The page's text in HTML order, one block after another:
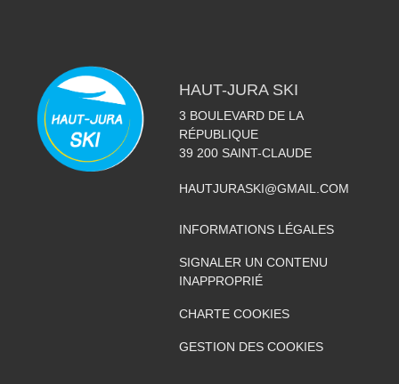
HAUT-JURA SKI
3 BOULEVARD DE LA
RÉPUBLIQUE
39 200 SAINT-CLAUDE
HAUTJURASKI@GMAIL.COM
INFORMATIONS LÉGALES
SIGNALER UN CONTENU
INAPPROPRIÉ
CHARTE COOKIES
GESTION DES COOKIES